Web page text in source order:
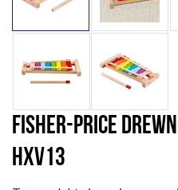
FISHER-PRICE
HXV13